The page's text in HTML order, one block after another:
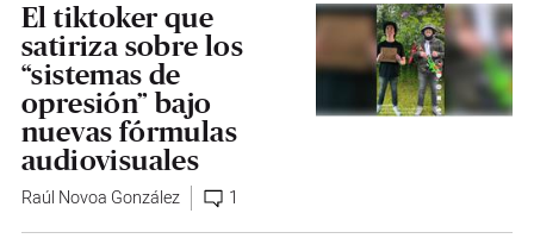
El tiktoker que
satiriza sobre los
“sistemas de
opresión” bajo
nuevas fórmulas
audiovisuales
Raúl Novoa González 1